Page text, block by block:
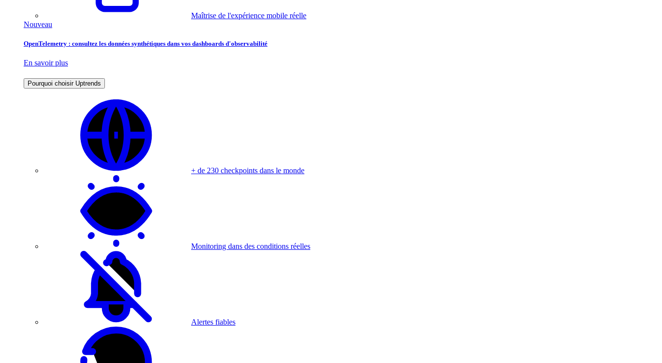
Maîtrise de l'expérience mobile réelle
Nouveau
OpenTelemetry : consultez les données synthétiques dans vos dashboards d'observabilité
En savoir plus
Pourquoi choisir Uptrends
+ de 230 checkpoints dans le monde
Monitoring dans des conditions réelles
Alertes fiables